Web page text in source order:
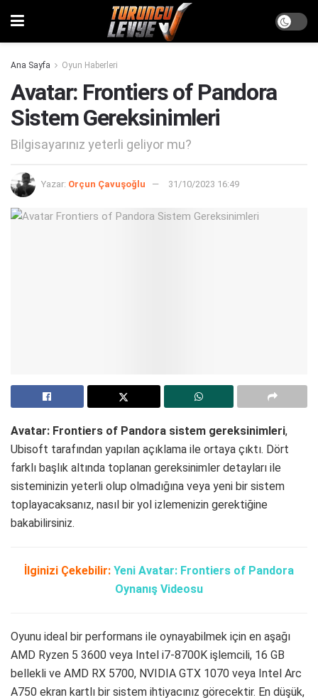
Ana Sayfa Oyun Haberleri
Avatar: Frontiers of Pandora
Sistem Gereksinimleri
Bilgisayarınız yeterli geliyor mu?
Yazar: Orçun Çavuşoğlu 31/10/2023 16:49
Avatar: Frontiers of Pandora sistem gereksinimleri,
Ubisoft tarafından yapılan açıklama ile ortaya çıktı. Dört
farklı başlık altında toplanan gereksinimler detayları ile
sisteminizin yeterli olup olmadığına veya yeni bir sistem
toplayacaksanız, nasıl bir yol izlemenizin gerektiğine
bakabilirsiniz.
İlginizi Çekebilir: Yeni Avatar: Frontiers of Pandora
Oynanış Videosu
Oyunu ideal bir performans ile oynayabilmek için en aşağı
AMD Ryzen 5 3600 veya Intel i7-8700K işlemcili, 16 GB
bellekli ve AMD RX 5700, NVIDIA GTX 1070 veya Intel Arc
A750 ekran kartlı bir sistem ihtiyacınız görecektir. En düşük,